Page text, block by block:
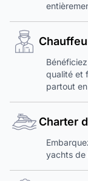
qualité et
partout
Charter
yachts de